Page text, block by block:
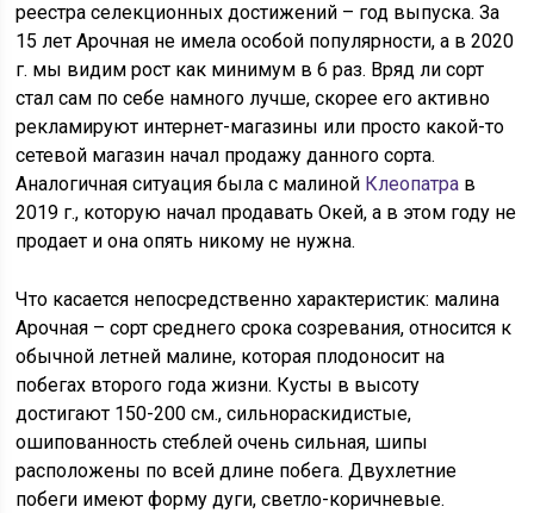
реестра селекционных достижений – год выпуска. За
15 лет Арочная не имела особой популярности, а в 2020
г. мы видим рост как минимум в 6 раз. Вряд ли сорт
стал сам по себе намного лучше, скорее его активно
рекламируют интернет-магазины или просто какой-то
сетевой магазин начал продажу данного сорта.
Аналогичная ситуация была с малиной Клеопатра в
2019 г., которую начал продавать Окей, а в этом году не
продает и она опять никому не нужна.
Что касается непосредственно характеристик: малина
Арочная – сорт среднего срока созревания, относится к
обычной летней малине, которая плодоносит на
побегах второго года жизни. Кусты в высоту
достигают 150-200 см., сильнораскидистые,
ошипованность стеблей очень сильная, шипы
расположены по всей длине побега. Двухлетние
побеги имеют форму дуги, светло-коричневые.